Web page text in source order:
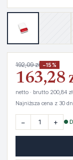
192,09 zł −15%
163,28
netto · brutto 200,84 zł
Najniższa cena z 30
− + ●